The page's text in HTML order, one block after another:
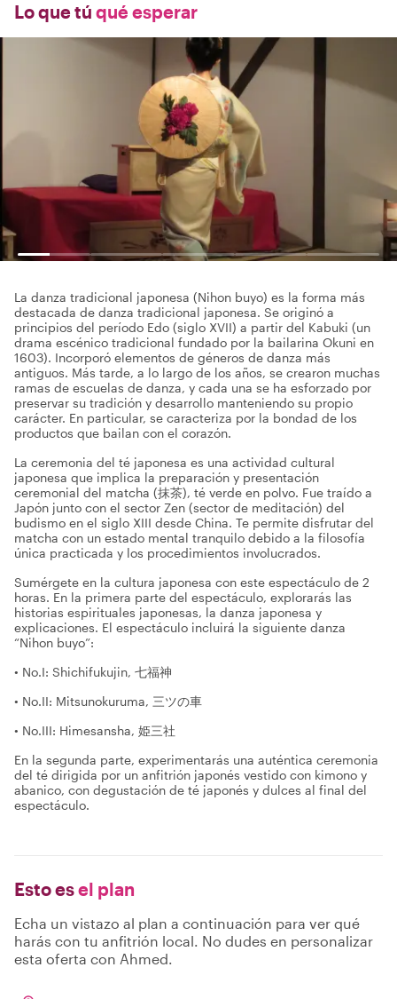
Lo que tú qué esperar
La danza tradicional japonesa (Nihon buyo) es la forma más
destacada de danza tradicional japonesa. Se originó a
principios del período Edo (siglo XVII) a partir del Kabuki (un
drama escénico tradicional fundado por la bailarina Okuni en
1603). Incorporó elementos de géneros de danza más
antiguos. Más tarde, a lo largo de los años, se crearon muchas
ramas de escuelas de danza, y cada una se ha esforzado por
preservar su tradición y desarrollo manteniendo su propio
carácter. En particular, se caracteriza por la bondad de los
productos que bailan con el corazón.
La ceremonia del té japonesa es una actividad cultural
japonesa que implica la preparación y presentación
ceremonial del matcha (抹茶), té verde en polvo. Fue traído a
Japón junto con el sector Zen (sector de meditación) del
budismo en el siglo XIII desde China. Te permite disfrutar del
matcha con un estado mental tranquilo debido a la filosofía
única practicada y los procedimientos involucrados.
Sumérgete en la cultura japonesa con este espectáculo de 2
horas. En la primera parte del espectáculo, explorarás las
historias espirituales japonesas, la danza japonesa y
explicaciones. El espectáculo incluirá la siguiente danza
“Nihon buyo”:
• No.I: Shichifukujin, 七福神
• No.II: Mitsunokuruma, 三ツの車
• No.III: Himesansha, 姫三社
En la segunda parte, experimentarás una auténtica ceremonia
del té dirigida por un anfitrión japonés vestido con kimono y
abanico, con degustación de té japonés y dulces al final del
espectáculo.
Esto esel plan
Echa un vistazo al plan a continuación para ver qué
harás con tu anfitrión local. No dudes en personalizar
esta oferta con Ahmed.